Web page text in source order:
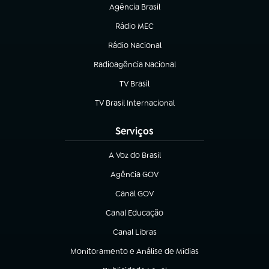
Agência Brasil
(abre em nova aba)
Rádio MEC
(abre em nova aba)
Rádio Nacional
Radioagência Nacional
(abre em nova aba)
TV Brasil
(abre em nova aba)
TV Brasil Internacional
(abre em nova aba)
Serviços
A Voz do Brasil
(abre em nova aba)
Agência GOV
(abre em nova aba)
Canal GOV
(abre em nova aba)
Canal Educação
(abre em nova aba)
Canal Libras
(abre em nova aba)
Monitoramento e Análise de Mídias
(abre em nova aba)